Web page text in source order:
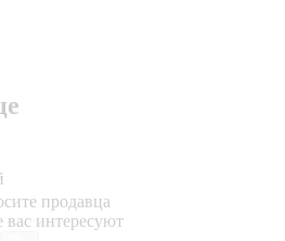
продавца
вас интересуют